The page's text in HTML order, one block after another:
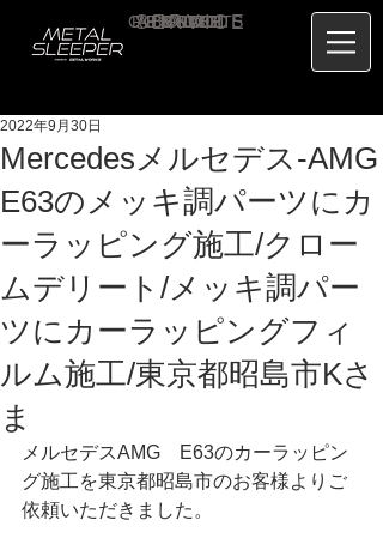
HOME
CONCEPT
SERVICE
ABOUT US
BLOG
PRICE
CONTACT
RECRUIT
Mercedesメルセデス-AMG
E63のメッキ調パーツにカ
ーラッピング施工/クロー
ムデリート/メッキ調パー
ツにカーラッピングフィ
ルム施工/東京都昭島市Kさ
ま
2022年9月30日
メルセデスAMG　E63のカーラッピン
グ施工を東京都昭島市のお客様よりご
依頼いただきました。